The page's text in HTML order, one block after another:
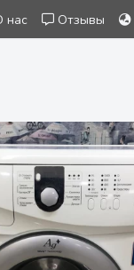
Отзывы